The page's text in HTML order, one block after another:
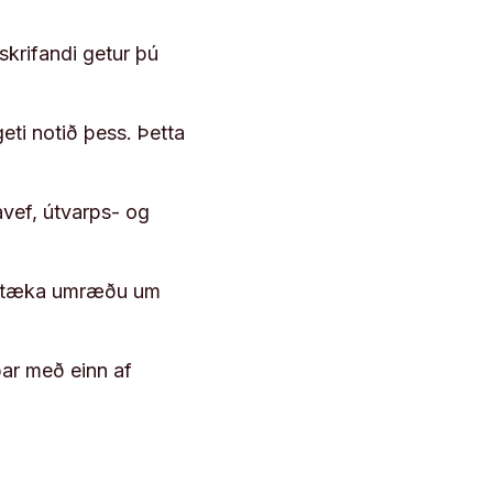
getur þú
notið þess. Þetta
útvarps- og
umræðu um
með einn af